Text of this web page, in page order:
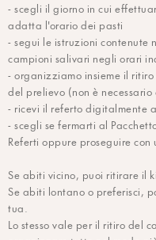
- scegli il giorno in cui
adatta l'orario dei pasti
- segui le istruzioni contenute
campioni salivari negli orari
- organizziamo insieme il
del prelievo (non è
- ricevi il referto digitalmente
- scegli se fermarti al
Referti oppure proseguire
Se abiti vicino, puoi ritirare il
Se abiti lontano o preferisci,
tua.
Lo stesso vale per il ritiro del